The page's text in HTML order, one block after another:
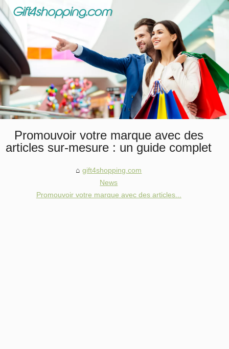
Promouvoir votre marque avec des
articles sur-mesure : un guide complet
gift4shopping.com
News
Promouvoir votre marque avec des articles...